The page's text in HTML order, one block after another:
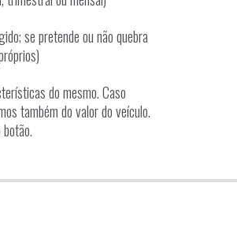
se pretende ou não quebra
do mesmo. Caso
também do valor do veículo.